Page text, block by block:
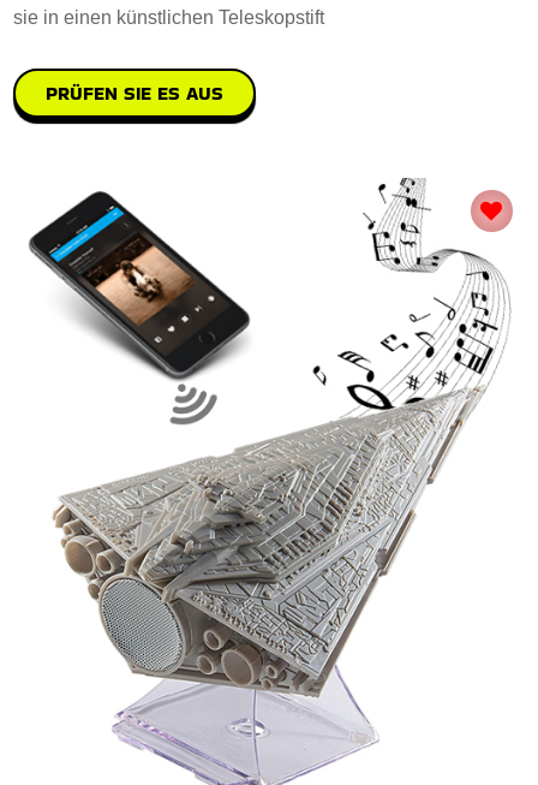
sie in einen künstlichen Teleskopstift
PRÜFEN SIE ES AUS